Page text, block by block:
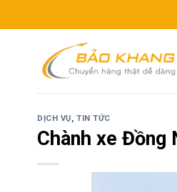
to
DỊCH VỤ,TIN TỨC
Chành xe Đồng